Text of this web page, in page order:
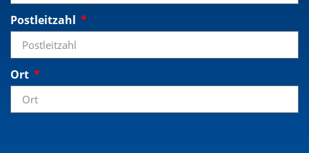
Postleitzahl
Ort